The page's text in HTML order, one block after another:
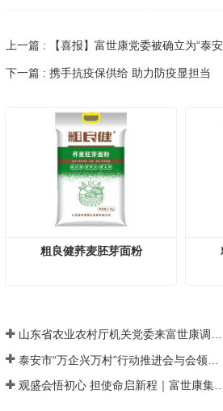
作为民生保供企业，富世康将切实
为打赢抗疫攻坚战履行好应有的责任